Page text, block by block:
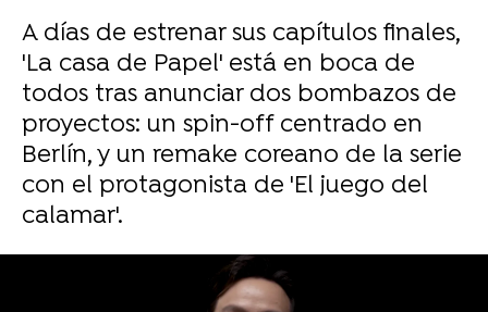
A días de estrenar sus capítulos finales,
'La casa de Papel' está en boca de
todos tras anunciar dos bombazos de
proyectos: un spin-off centrado en
Berlín, y un remake coreano de la serie
con el protagonista de 'El juego del
calamar'.